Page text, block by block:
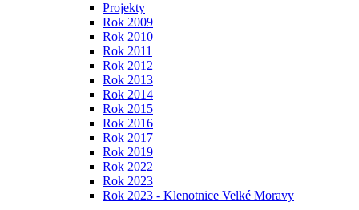
Projekty
Rok 2009
Rok 2010
Rok 2011
Rok 2012
Rok 2013
Rok 2014
Rok 2015
Rok 2016
Rok 2017
Rok 2019
Rok 2022
Rok 2023
Rok 2023 - Klenotnice Velké Moravy